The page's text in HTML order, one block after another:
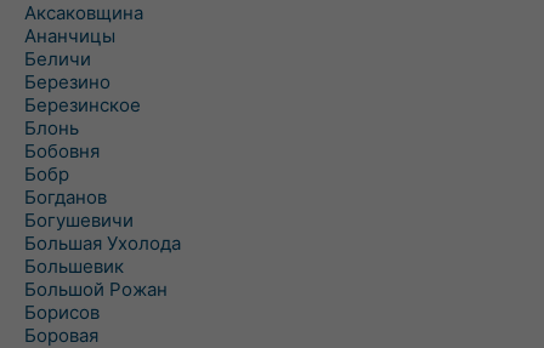
Аксаковщина
Ананчицы
Беличи
Березино
Березинское
Блонь
Бобовня
Бобр
Богданов
Богушевичи
Большая Ухолода
Большевик
Большой Рожан
Борисов
Боровая